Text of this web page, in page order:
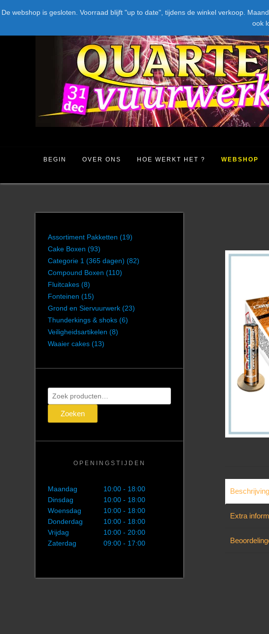
De webshop is gesloten. Voorraad blijft "up to date", tijdens de winkel verkoop.
ook
naar
BEGIN OVER ONS HOE WERKT HET ? WEBSHOP
Beschrijving
Extra
Assortiment Pakketten (19)
Cake Boxen (93)
Categorie 1 (365 dagen) (82)
Compound Boxen (110)
Fluitcakes (8)
Fonteinen (15)
Grond en Siervuurwerk (23)
Thunderkings & shoks (6)
Veiligheidsartikelen (8)
Waaier cakes (13)
Zoeken
naar:
Zoeken
OPENINGSTIJDEN
Maandag
10:00 - 18:00
Dinsdag
10:00 - 18:00
Woensdag
10:00 - 18:00
Donderdag
10:00 - 18:00
Vrijdag
10:00 - 20:00
Zaterdag
09:00 - 17:00